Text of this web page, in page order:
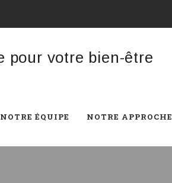
NOTRE ÉQUIPE NOTRE APPROCHE